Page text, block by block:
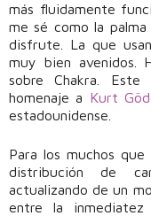
más fluidamente
me sé como la
disfrute. La que
muy bien avenidos.
sobre Chakra. Este
homenaje a Kurt
estadounidense.
Para los muchos
distribución de
actualizando de un
entre la